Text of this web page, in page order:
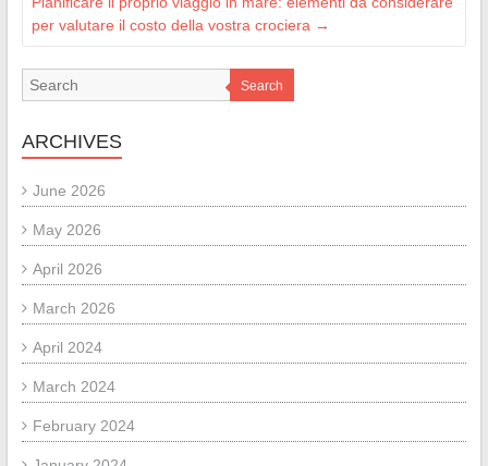
per valutare il costo della vostra crociera →
Search
ARCHIVES
June 2026
May 2026
April 2026
March 2026
April 2024
March 2024
February 2024